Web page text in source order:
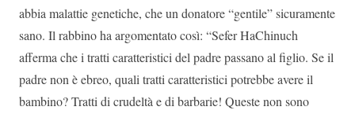
abbia malattie genetiche, che un donatore “gentile” sicuramente
sano. Il rabbino ha argomentato così: “Sefer HaChinuch
afferma che i tratti caratteristici del padre passano al figlio. Se il
padre non è ebreo, quali tratti caratteristici potrebbe avere il
bambino? Tratti di crudeltà e di barbarie! Queste non sono